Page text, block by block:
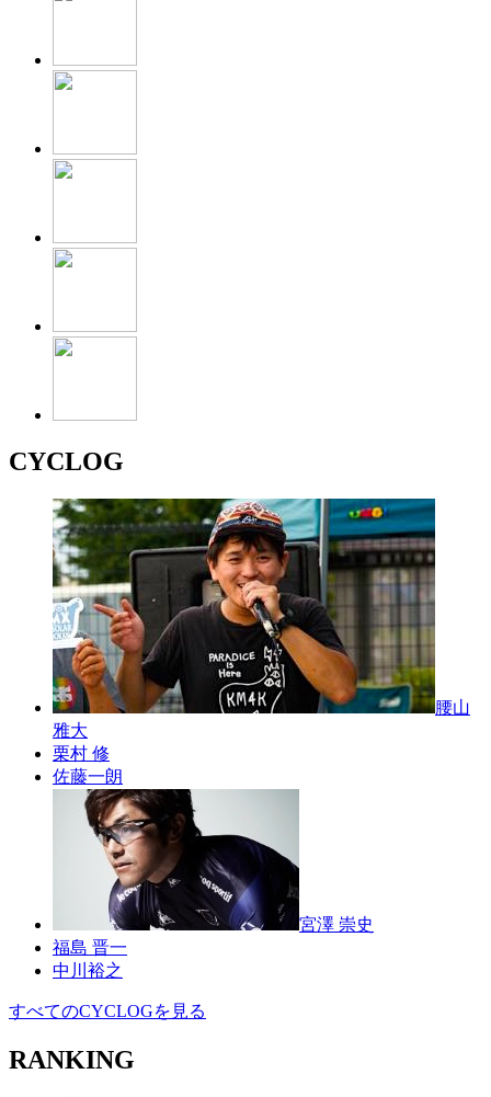
CYCLOG
腰山
雅大
栗村 修
佐藤一朗
宮澤 崇史
福島 晋一
中川裕之
すべてのCYCLOGを見る
RANKING